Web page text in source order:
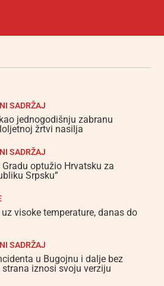
SADRŽAJ
jednogodišnju zabranu
žrtvi nasilja
SADRŽAJ
optužio Hrvatsku za
Srpsku”
visoke temperature, danas do
SADRŽAJ
u Bugojnu i dalje bez
iznosi svoju verziju